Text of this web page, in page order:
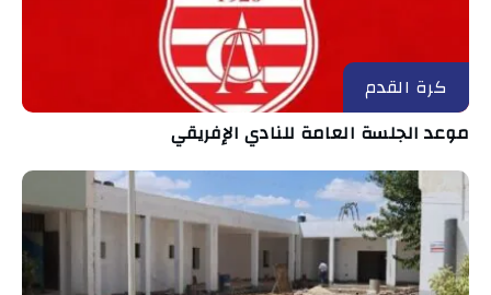
كرة القدم
موعد الجلسة العامة للنادي الإفريقي